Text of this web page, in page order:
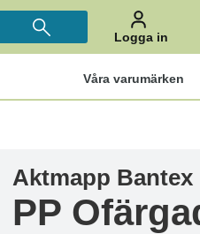
Logga in
Våra varumärken
Aktmapp Bantex
PP